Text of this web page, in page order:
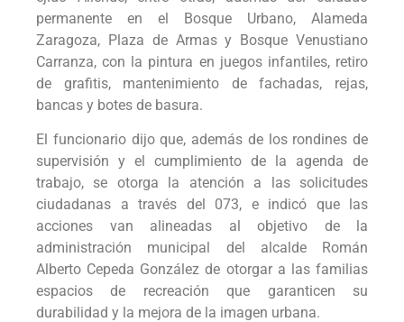
permanente en el Bosque Urbano, Alameda
Zaragoza, Plaza de Armas y Bosque Venustiano
Carranza, con la pintura en juegos infantiles, retiro
de grafitis, mantenimiento de fachadas, rejas,
bancas y botes de basura.
El funcionario dijo que, además de los rondines de
supervisión y el cumplimiento de la agenda de
trabajo, se otorga la atención a las solicitudes
ciudadanas a través del 073, e indicó que las
acciones van alineadas al objetivo de la
administración municipal del alcalde Román
Alberto Cepeda González de otorgar a las familias
espacios de recreación que garanticen su
durabilidad y la mejora de la imagen urbana.